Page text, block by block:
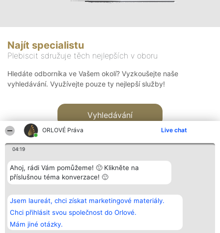
ORLOVÉ Práva Live chat
04:19
Ahoj, rádi Vám pomůžeme! 🙂 Klikněte na
příslušnou téma konverzace! 🙂
Jsem laureát, chci získat marketingové materiály.
Chci přihlásit svou společnost do Orlové.
Mám jiné otázky.
Najít specialistu
Plebiscit sdružuje těch nejlepších v oboru
Hledáte odborníka ve Vašem okolí? Vyzkoušejte naše
vyhledávání. Využívejte pouze ty nejlepší služby!
Vyhledávání
Bright Side Solutions sp. z o.
o. sp. k.
ul. Ruska 22
Wrocław 50-079
KRS 0000749100 | Regon
381313360 | NIP 8943132676
Vítězové
Seznam všech
laureátů
Zásady
Zásady
Kontakt